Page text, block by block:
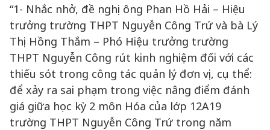
“1- Nhắc nhở, đề nghị ông Phan Hồ Hải – Hiệu
trưởng trường THPT Nguyễn Công Trứ và bà Lý
Thị Hồng Thắm – Phó Hiệu trưởng trường
THPT Nguyễn Công rút kinh nghiệm đối với các
thiếu sót trong công tác quản lý đơn vị, cụ thể:
để xảy ra sai phạm trong việc nâng điểm đánh
giá giữa học kỳ 2 môn Hóa của lớp 12A19
trường THPT Nguyễn Công Trứ trong năm